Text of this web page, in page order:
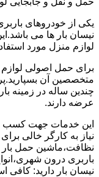
یکی از خودروهای
نیسان بار ها می
لوازم منزل مورد
برای حمل اصولی لوازم
متخصصین آن
چندین ساله در زمینه
عرضه دارند.
این خدمات جهت کسب
نیاز به کارگر خالی
نظافت،ماشین حمل بار
باربری درون
نیسان بار دارید: کافی